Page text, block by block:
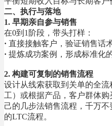
二、执行与落地
1. 早期亲自参与销售
在0到1阶段，带头打样：
· 直接接触客户，验证销售话
· 提炼成功案例，形成标准化
2. 构建可复制的销售流程
设计从线索获取到关单的全
工）或根据产品，客户群体
己的几步法销售流程，千万
的LTC流程。